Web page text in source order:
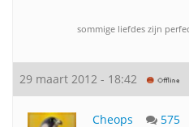
sommige liefdes zijn
29 maart 2012 - 18:42
Cheops 575